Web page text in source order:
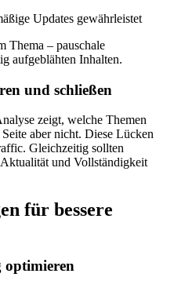
Updates gewährleistet
Thema – pauschale
aufgeblähten Inhalten.
und schließen
zeigt, welche Themen
aber nicht. Diese Lücken
Gleichzeitig sollten
und Vollständigkeit
für bessere